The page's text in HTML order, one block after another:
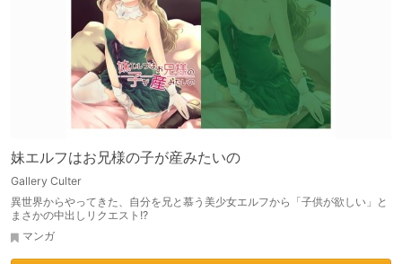
妹エルフはお兄様の子が産みたいの
Gallery Culter
異世界からやってきた、自分を兄と慕う美少女エルフから「子供が欲しい」と
まさかの中出しリクエスト!?
マンガ